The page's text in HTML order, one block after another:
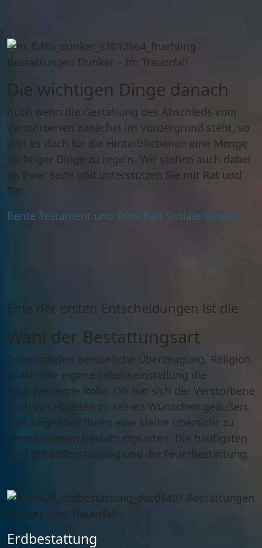
Die wichtigen Dinge danach
Auch wenn die Gestaltung des Abschieds vom
Verstorbenen zunächst im Vordergrund steht, so
gibt es doch für die Hinterbliebenen eine Menge
wichtiger Dinge zu regeln. Wir stehen auch dabei
an Ihrer Seite und unterstützen Sie mit Rat und
Tat.
Rente Testament und Erbschaft Soziale Medien
Eine der ersten Entscheidungen ist die
Wahl der Bestattungsart
Dabei spielen persönliche Überzeugung, Religion
sowie Ihre eigene Lebenseinstellung die
entscheidende Rolle. Oft hat sich der Verstorbene
auch zu Lebzeiten zu seinen Wünschen geäußert.
Hier zeigen wir Ihnen eine kleine Übersicht zu
verschiedenen Bestattungsarten. Die häufigsten
sind die Erdbestattung und die Feuerbestattung.
Erdbestattung